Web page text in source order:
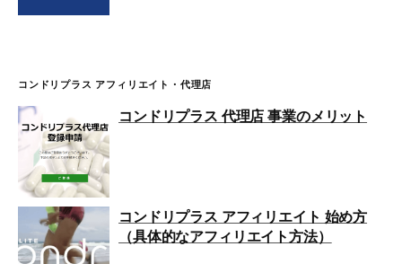
コンドリプラス アフィリエイト・代理店
コンドリプラス 代理店 事業のメリット
コンドリプラス アフィリエイト 始め方
（具体的なアフィリエイト方法）